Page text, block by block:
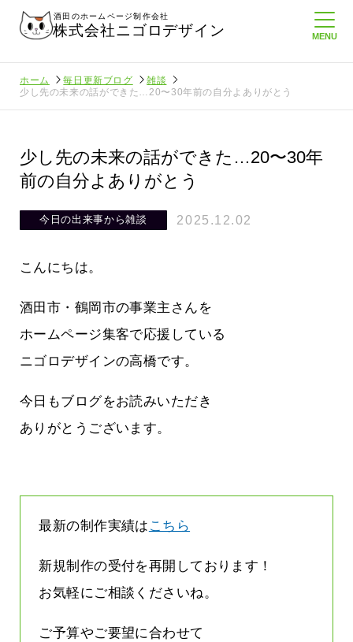
酒田のホームページ制作会社
株式会社ニゴロデザイン
ホーム 毎日更新ブログ
雑談
少し先の未来の話ができた…20〜30年前の自分よありがとう
少し先の未来の話ができた…20〜30年
前の自分よありがとう
今日の出来事から雑談 2025.12.02
こんにちは。
酒田市・鶴岡市の事業主さんを
ホームページ集客で応援している
ニゴロデザインの高橋です。
今日もブログをお読みいただき
ありがとうございます。
最新の制作実績は こちら
新規制作の受付を再開しております！
お気軽にご相談くださいね。
ご予算やご要望に合わせて
持
です
ニゴロ通信８月号が届きました！まも
なくまちがい探しが変わります
2026.07.27